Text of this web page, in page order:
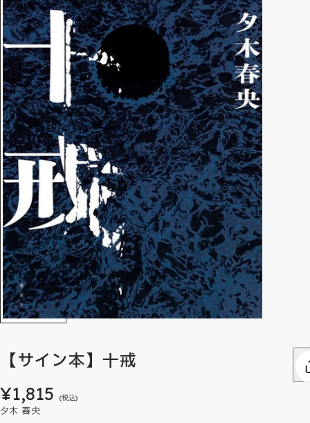
【サイン本】十戒
¥1,815 (税込)
夕木 春央